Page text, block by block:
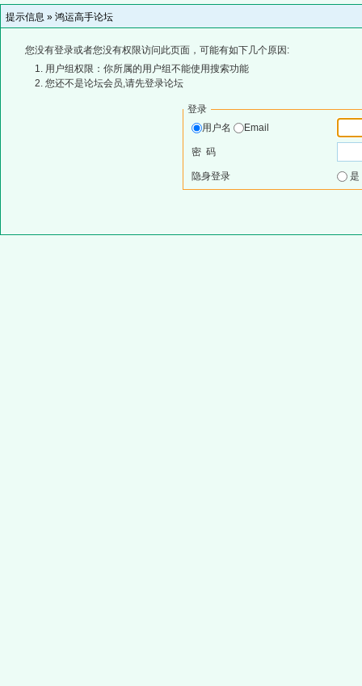
提示信息 » 鸿运高手论坛
您没有登录或者您没有权限访问此页面，可能有如下几个原因:
用户组权限：你所属的用户组不能使用搜索功能
您还不是论坛会员,请先登录论坛
登录
用户名
Email
密 码
隐身登录